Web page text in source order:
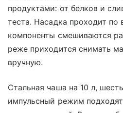
продуктами: от белков и
теста. Насадка проходит по
компоненты смешиваются
реже приходится снимать
вручную.
Стальная чаша на 10 л,
импульсный режим